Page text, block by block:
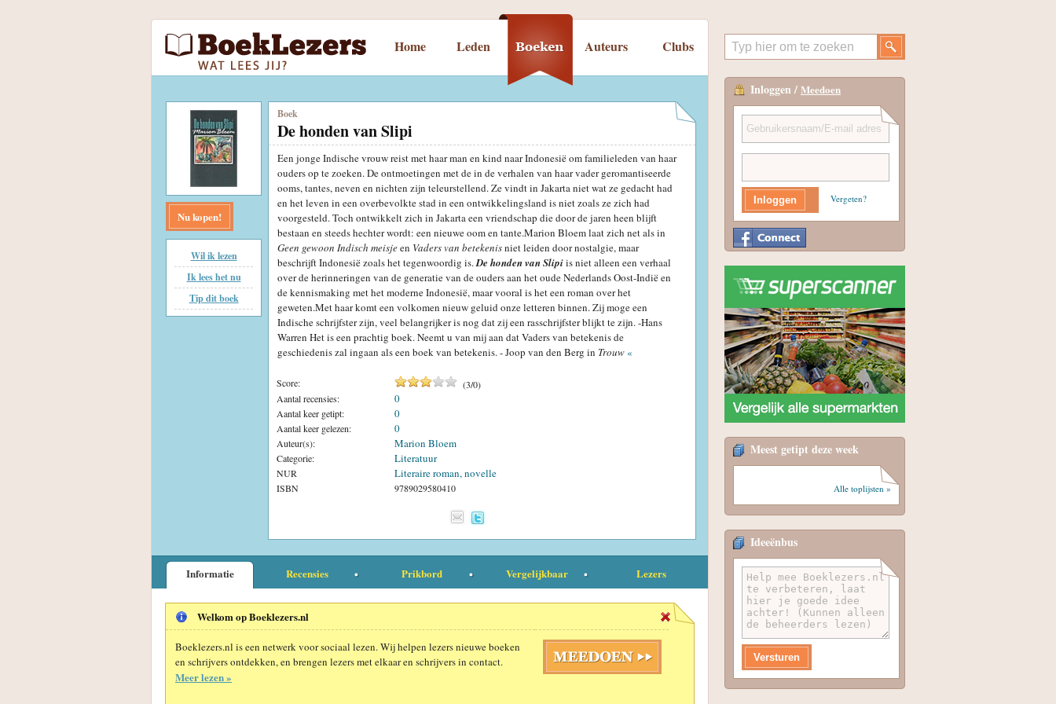
Home Leden Auteurs Clubs
Nu kopen!
Wil ik lezen
Ik lees het nu
Tip dit boek
Boek
De honden van Slipi
Een jonge Indische vrouw reist met haar man en kind naar Indonesië om familieleden van haar
ouders op te zoeken. De ontmoetingen met de in de verhalen van haar vader geromantiseerde
ooms, tantes, neven en nichten zijn teleurstellend. Ze vindt in Jakarta niet wat ze gedacht had
en het leven in een overbevolkte stad in een ontwikkelingsland is niet zoals ze zich had
voorgesteld. Toch ontwikkelt zich in Jakarta een vriendschap die door de jaren heen blijft
bestaan en steeds hechter wordt: een nieuwe oom en tante.Marion Bloem laat zich net als in
Geen gewoon Indisch meisjeen Vaders van betekenisniet leiden door nostalgie, maar
beschrijft Indonesië zoals het tegenwoordig is.De honden van Slipiis niet alleen een verhaal
over de herinneringen van de generatie van de ouders aan het oude Nederlands Oost-Indië en
de kennismaking met het moderne Indonesië, maar vooral is het een roman over het
geweten.Met haar komt een volkomen nieuw geluid onze letteren binnen. Zij moge een
Indische schrijfster zijn, veel belangrijker is nog dat zij een rasschrijfster blijkt te zijn. -Hans
Warren Het is een prachtig boek. Neemt u van mij aan dat Vaders van betekenis de
geschiedenis zal ingaan als een boek van betekenis. - Joop van den Berg in Trouw «
Score: (3/0)
Aantal recensies:
0
Aantal keer getipt: 0
Aantal keer gelezen: 0
Auteur(s): Marion Bloem
Categorie: Literatuur
NUR Literaire roman, novelle
ISBN 9789029580410
Informatie Recensies Prikbord Vergelijkbaar Lezers
Welkom op Boeklezers.nl
Boeklezers.nl is een netwerk voor sociaal lezen. Wij helpen lezers nieuwe boeken
en schrijvers ontdekken, en brengen lezers met elkaar en schrijvers in contact.
Meer lezen »
Inloggen / Meedoen
Vergeten?
Meest getipt deze week
Alle toplijsten »
Ideeënbus